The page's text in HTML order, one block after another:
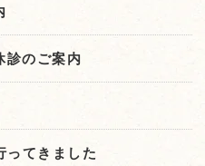
診のご案内
てきました